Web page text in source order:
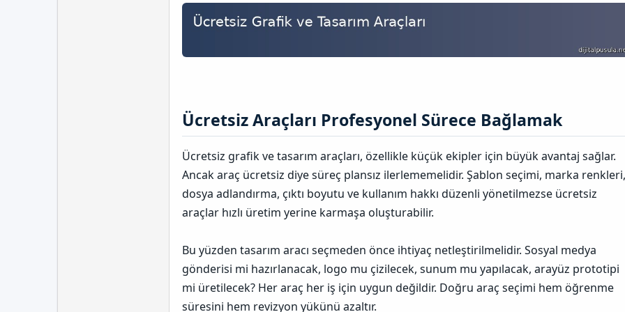
Ücretsiz Araçları Profesyonel Sürece Bağlamak​
Ücretsiz grafik ve tasarım araçları, özellikle küçük ekipler için büyük avantaj sağlar.
Ancak araç ücretsiz diye süreç plansız ilerlememelidir. Şablon seçimi, marka renkleri,
dosya adlandırma, çıktı boyutu ve kullanım hakkı düzenli yönetilmezse ücretsiz
araçlar hızlı üretim yerine karmaşa oluşturabilir.
Bu yüzden tasarım aracı seçmeden önce ihtiyaç netleştirilmelidir. Sosyal medya
gönderisi mi hazırlanacak, logo mu çizilecek, sunum mu yapılacak, arayüz prototipi
mi üretilecek? Her araç her iş için uygun değildir. Doğru araç seçimi hem öğrenme
süresini hem revizyon yükünü azaltır.